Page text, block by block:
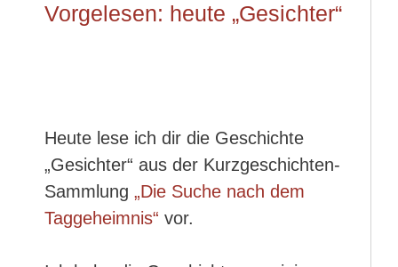
Vorgelesen: heute „Gesichter“
Heute lese ich dir die Geschichte
„Gesichter“ aus der Kurzgeschichten-
Sammlung „Die Suche nach dem
Taggeheimnis“ vor.